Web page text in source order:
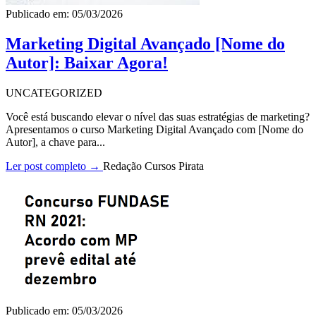
Publicado em: 05/03/2026
Marketing Digital Avançado [Nome do
Autor]: Baixar Agora!
UNCATEGORIZED
Você está buscando elevar o nível das suas estratégias de marketing?
Apresentamos o curso Marketing Digital Avançado com [Nome do
Autor], a chave para...
Ler post completo → Redação Cursos Pirata
Publicado em: 05/03/2026